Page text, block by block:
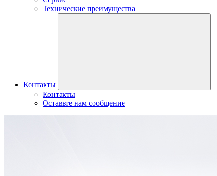
Технические преимущества
Контакты
Контакты
Оставьте нам сообщение